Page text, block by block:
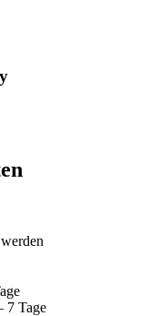
7 Tage